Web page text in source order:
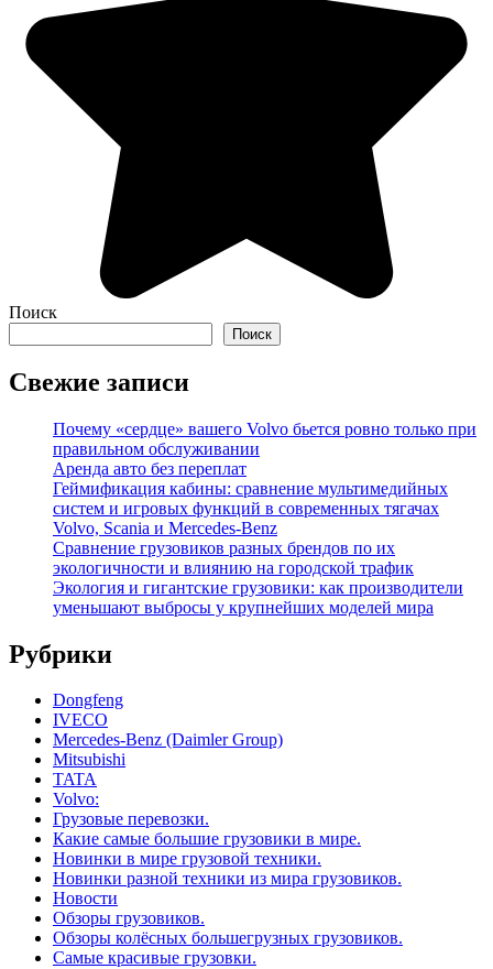
Поиск
Поиск
Свежие записи
Почему «сердце» вашего Volvo бьется ровно только при
правильном обслуживании
Аренда авто без переплат
Геймификация кабины: сравнение мультимедийных
систем и игровых функций в современных тягачах
Volvo, Scania и Mercedes-Benz
Сравнение грузовиков разных брендов по их
экологичности и влиянию на городской трафик
Экология и гигантские грузовики: как производители
уменьшают выбросы у крупнейших моделей мира
Рубрики
Dongfeng
IVECO
Mercedes-Benz (Daimler Group)
Mitsubishi
TATA
Volvo:
Грузовые перевозки.
Какие самые большие грузовики в мире.
Новинки в мире грузовой техники.
Новинки разной техники из мира грузовиков.
Новости
Обзоры грузовиков.
Обзоры колёсных большегрузных грузовиков.
Самые красивые грузовки.